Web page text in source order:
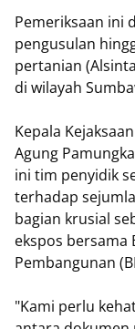
​Pemeriksaan ini
pengusulan
pertanian
di wilayah
​Kepala
Agung
ini tim penyidik
terhadap
bagian krusial
ekspos bersama
Pembangunan
​"Kami perlu